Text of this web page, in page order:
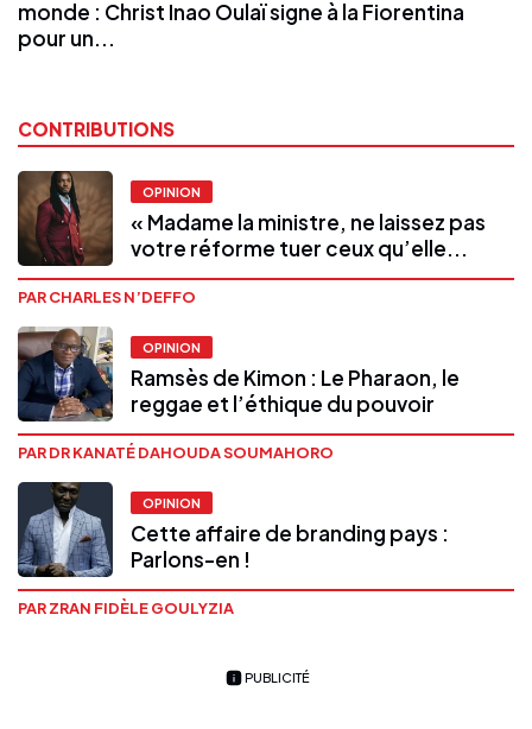
monde : Christ Inao Oulaï signe à la Fiorentina
pour un...
CONTRIBUTIONS
OPINION
« Madame la ministre, ne laissez pas
votre réforme tuer ceux qu’elle...
PAR CHARLES N’DEFFO
OPINION
Ramsès de Kimon : Le Pharaon, le
reggae et l’éthique du pouvoir
PAR DR KANATÉ DAHOUDA SOUMAHORO
OPINION
Cette affaire de branding pays :
Parlons-en !
PAR ZRAN FIDÈLE GOULYZIA
PUBLICITÉ